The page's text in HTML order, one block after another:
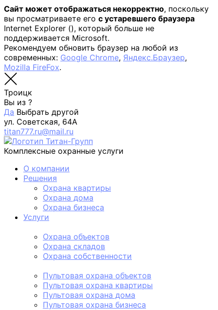
Сайт может отображаться некорректно, поскольку
вы просматриваете его с устаревшего браузера
Internet Explorer (), который больше не
поддерживается Microsoft.
Рекомендуем обновить браузер на любой из
современных: Google Chrome, Яндекс.Браузер,
Mozilla FireFox.
Троицк
Вы из ?
Да Выбрать другой
ул. Советская, 64А
titan777.ru@mail.ru
Комплексные охранные услуги
О компании
Решения
Охрана квартиры
Охрана дома
Охрана бизнеса
Услуги
Охрана объектов
Охрана складов
Охрана собственности
Пультовая охрана объектов
Пультовая охрана квартиры
Пультовая охрана дома
Пультовая охрана бизнеса